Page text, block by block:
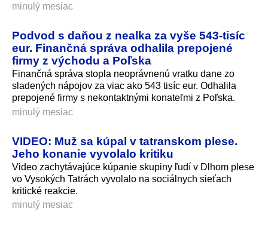
minulý mesiac
Podvod s daňou z nealka za vyše 543‑tisíc
eur. Finančná správa odhalila prepojené
firmy z východu a Poľska
Finančná správa stopla neoprávnenú vratku dane zo
sladených nápojov za viac ako 543 tisíc eur. Odhalila
prepojené firmy s nekontaktnými konateľmi z Poľska.
minulý mesiac
VIDEO: Muž sa kúpal v tatranskom plese.
Jeho konanie vyvolalo kritiku
Video zachytávajúce kúpanie skupiny ľudí v Dlhom plese
vo Vysokých Tatrách vyvolalo na sociálnych sieťach
kritické reakcie.
minulý mesiac